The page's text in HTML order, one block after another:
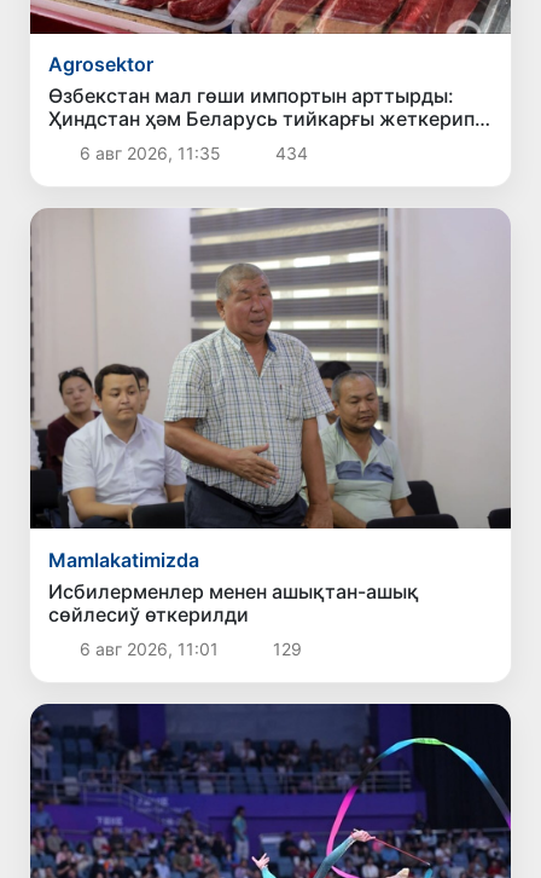
Agrosektor
Өзбекстан мал гөши импортын арттырды:
Ҳиндстан ҳәм Беларусь тийкарғы жеткерип
бериўшилерге айланды
6 авг 2026, 11:35 434
Mamlakatimizda
Исбилерменлер менен ашықтан-ашық
сөйлесиў өткерилди
6 авг 2026, 11:01 129